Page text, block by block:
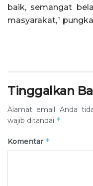
baik, semangat
masyarakat,”
Tinggalkan
Alamat email Anda
wajib ditandai *
Komentar *